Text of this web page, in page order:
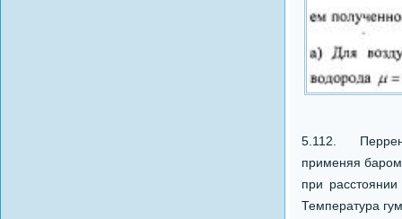
5.112. Перрен,
применяя
при
Температура